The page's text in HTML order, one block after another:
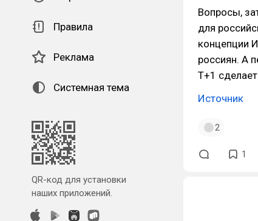
Правила
Реклама
Системная тема
QR-код для установки
наших приложений.
Вопросы,
для
концепции
россиян. А
Т+1
Источник
2
1